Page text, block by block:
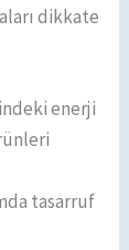
dikkate
enerji
tasarruf